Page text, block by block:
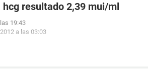
resultado 2,39 mui/ml
19:43
a las 03:03